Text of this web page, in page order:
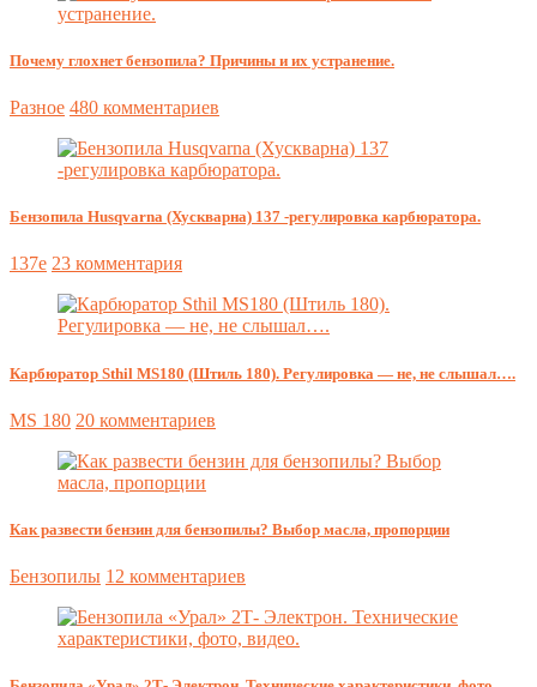
Почему глохнет бензопила? Причины и их устранение.
Разное 480 комментариев
Бензопила Husqvarna (Хускварна) 137 -регулировка карбюратора.
137e 23 комментария
Карбюратор Sthil MS180 (Штиль 180). Регулировка — не, не слышал….
MS 180 20 комментариев
Как развести бензин для бензопилы? Выбор масла, пропорции
Бензопилы 12 комментариев